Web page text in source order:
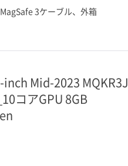
3ケーブル、外箱
inch Mid-2023 MQKR3J
コアGPU 8GB